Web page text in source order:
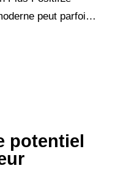
peut parfois
potentiel